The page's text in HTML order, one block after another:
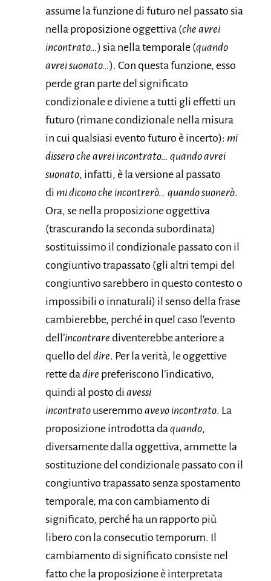
assume la funzione di futuro nel passato sia
nella proposizione oggettiva (che avrei
incontrato…) sia nella temporale (quando
avrei suonato…). Con questa funzione, esso
perde gran parte del significato
condizionale e diviene a tutti gli effetti un
futuro (rimane condizionale nella misura
in cui qualsiasi evento futuro è incerto): mi
dissero che avrei incontrato… quando avrei
suonato, infatti, è la versione al passato
di mi dicono che incontrerò… quando suonerò.
Ora, se nella proposizione oggettiva
(trascurando la seconda subordinata)
sostituissimo il condizionale passato con il
congiuntivo trapassato (gli altri tempi del
congiuntivo sarebbero in questo contesto o
impossibili o innaturali) il senso della frase
cambierebbe, perché in quel caso l’evento
dell’incontrare diventerebbe anteriore a
quello del dire. Per la verità, le oggettive
rette dadire preferiscono l’indicativo,
quindi al posto di avessi
incontrato useremmo avevo incontrato. La
proposizione introdotta daquando,
diversamente dalla oggettiva, ammette la
sostituzione del condizionale passato con il
congiuntivo trapassato senza spostamento
temporale, ma con cambiamento di
significato, perché ha un rapporto più
libero con la consecutio temporum. Il
cambiamento di significato consiste nel
fatto che la proposizione è interpretata